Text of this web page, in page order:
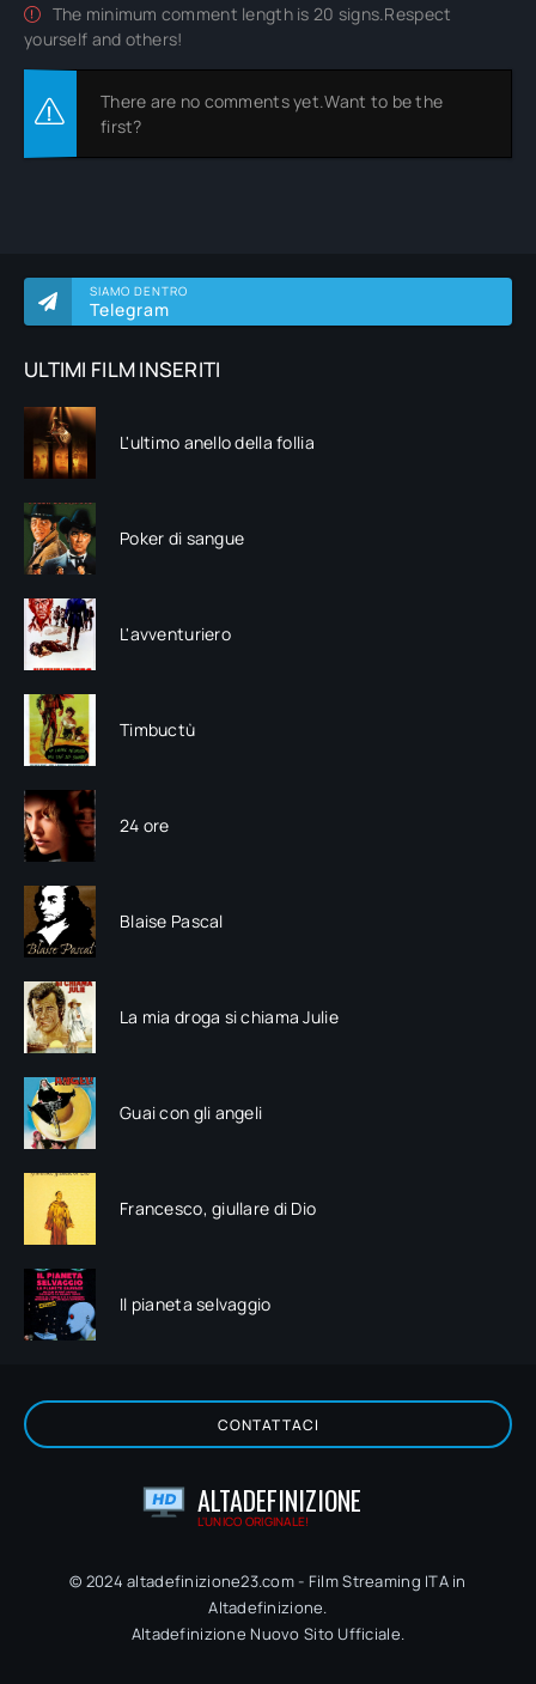
SIAMO DENTRO
Telegram
ULTIMI FILM INSERITI
L'ultimo anello della follia
Poker di sangue
L'avventuriero
Timbuctù
24 ore
Blaise Pascal
La mia droga si chiama Julie
Guai con gli angeli
Francesco, giullare di Dio
Il pianeta selvaggio
The minimum comment length is 20 signs.Respect
yourself and others!
There are no comments yet.Want to be the
first?
CONTATTACI
ALTADEFINIZIONE
L'UNICO ORIGINALE!
© 2024 altadefinizione23.com - Film Streaming ITA in
Altadefinizione.
Altadefinizione Nuovo Sito Ufficiale.